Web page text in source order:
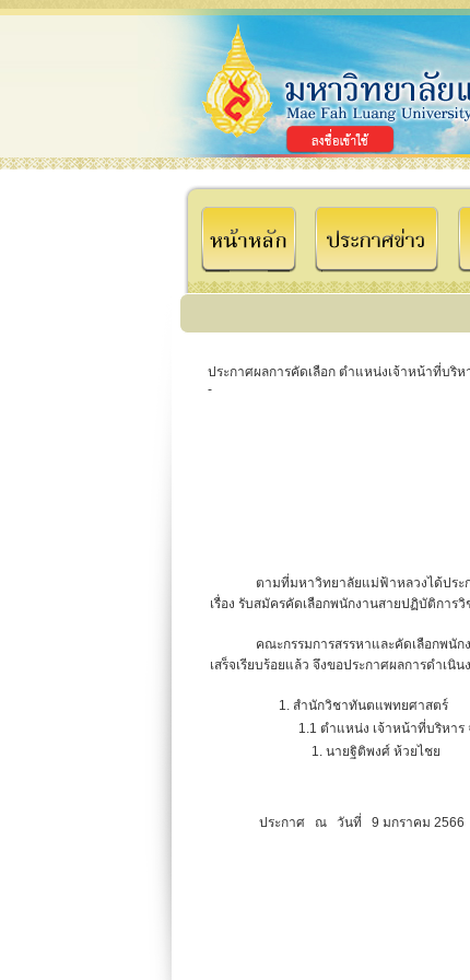
ประกาศผลการคัดเลือก ตำแหน่งเจ้าหน้าที่บริ
-
ตามที่มหาวิทยาลัยแม่ฟ้าหลวงได้ประกาศ
เรื่อง รับสมัครคัดเลือกพนักงานสายปฏิบัติกา
คณะกรรมการสรรหาและคัดเลือกพนักงา
เสร็จเรียบร้อยแล้ว จึงขอประกาศผลการดำเนิน
1. สำนักวิชาทันตแพทยศาสตร์
1.1 ตำแหน่ง เจ้าหน้าที่บริหาร จำ
1. นายฐิติพงศ์ ห้วยไชย
ประกาศ ณ วันที่ 9 มกราคม 2566